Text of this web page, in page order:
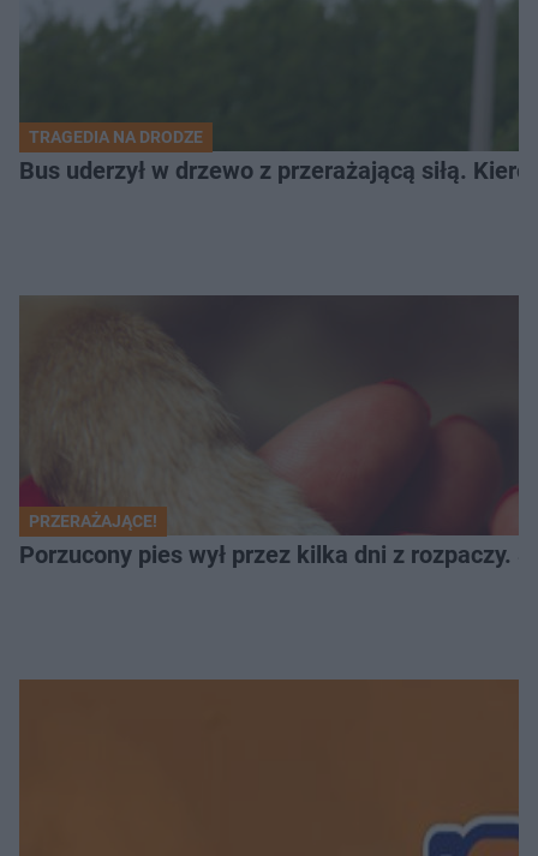
TRAGEDIA NA DRODZE
Bus uderzył w drzewo z przerażającą siłą.
PRZERAŻAJĄCE!
Porzucony pies wył przez kilka dni z rozpaczy.